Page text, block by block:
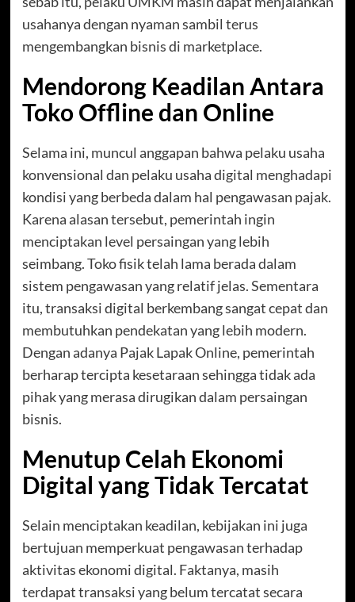
usahanya dengan nyaman sambil terus
mengembangkan bisnis di marketplace.
Mendorong Keadilan Antara
Toko Offline dan Online
Selama ini, muncul anggapan bahwa pelaku usaha
konvensional dan pelaku usaha digital menghadapi
kondisi yang berbeda dalam hal pengawasan pajak.
Karena alasan tersebut, pemerintah ingin
menciptakan level persaingan yang lebih
seimbang. Toko fisik telah lama berada dalam
sistem pengawasan yang relatif jelas. Sementara
itu, transaksi digital berkembang sangat cepat dan
membutuhkan pendekatan yang lebih modern.
Dengan adanya Pajak Lapak Online, pemerintah
berharap tercipta kesetaraan sehingga tidak ada
pihak yang merasa dirugikan dalam persaingan
bisnis.
Menutup Celah Ekonomi
Digital yang Tidak Tercatat
Selain menciptakan keadilan, kebijakan ini juga
bertujuan memperkuat pengawasan terhadap
aktivitas ekonomi digital. Faktanya, masih
terdapat transaksi yang belum tercatat secara